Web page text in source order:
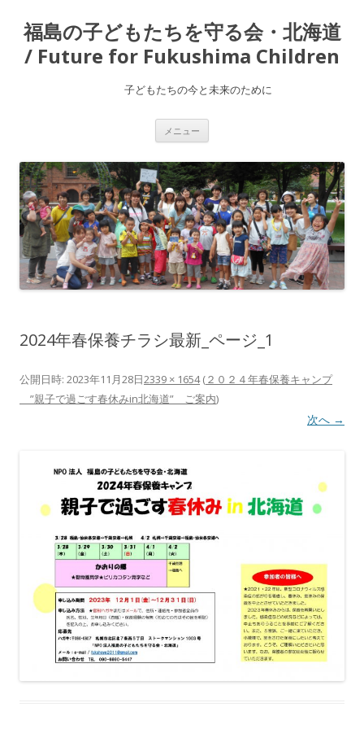
福島の子どもたちを守る会・北海道
/ Future for Fukushima Children
子どもたちの今と未来のために
メニュー
ン
ツ
へ
ス
キ
ッ
プ
2024年春保養チラシ最新_ページ_1
公開日時: 2023年11月28日2339 × 1654(２０２４年春保養キャンプ
”親子で過ごす春休みin北海道” ご案内)
次へ →